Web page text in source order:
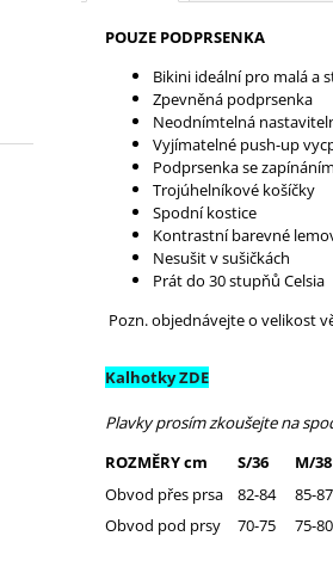
POUZE PODPRSENKA
Bikini ideální pro malá a
Zpevněná podprsenka
Neodnímtelná
Vyjímatelné push-up
Podprsenka se
Trojúhelníkové košíčky
Spodní kostice
Kontrastní barevné
Nesušit v sušičkách
Prát do 30 stupňů Celsia
Pozn. objednávejte o velikost
Kalhotky ZDE
Plavky prosím zkoušejte na
ROZMĚRY cm
S/36 M/38
Obvod přes prsa
82-84 85-87
Obvod pod prsy
70-75 75-80